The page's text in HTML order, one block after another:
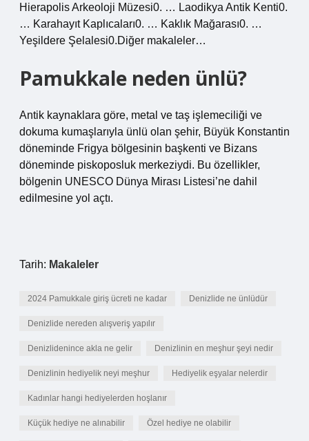
Hierapolis Arkeoloji Müzesi0. … Laodikya Antik Kenti0.
… Karahayıt Kaplıcaları0. … Kaklık Mağarası0. …
Yeşildere Şelalesi0.Diğer makaleler…
Pamukkale neden ünlü?
Antik kaynaklara göre, metal ve taş işlemeciliği ve
dokuma kumaşlarıyla ünlü olan şehir, Büyük Konstantin
döneminde Frigya bölgesinin başkenti ve Bizans
döneminde piskoposluk merkeziydi. Bu özellikler,
bölgenin UNESCO Dünya Mirası Listesi’ne dahil
edilmesine yol açtı.
Tarih: Makaleler
2024 Pamukkale giriş ücreti ne kadar Denizlide ne ünlüdür
Denizlide nereden alışveriş yapılır
Denizlidenince akla ne gelir Denizlinin en meşhur şeyi nedir
Denizlinin hediyelik neyi meşhur Hediyelik eşyalar nelerdir
Kadınlar hangi hediyelerden hoşlanır
Küçük hediye ne alınabilir Özel hediye ne olabilir